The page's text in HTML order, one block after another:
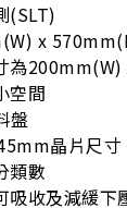
(SLT)
x
為
空間
盤
晶片尺寸
類數
吸收及減緩下